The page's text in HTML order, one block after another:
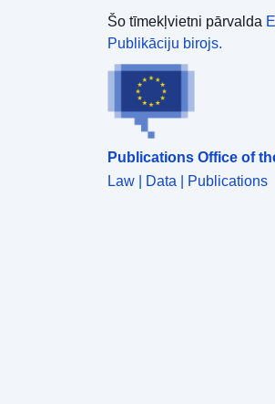
Šo tīmekļvietni pārvalda
Publikāciju birojs.
Publications Office of
Law | Data | Publications